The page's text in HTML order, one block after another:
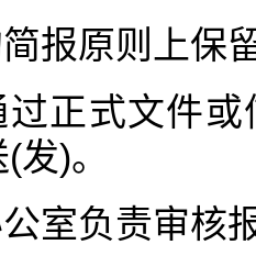
报原则上保
正式文件
)。
室负责审核